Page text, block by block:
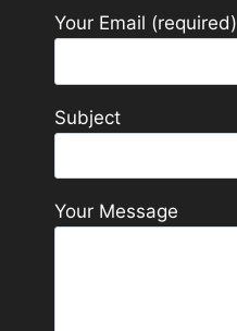
Your Email (required)
Subject
Your Message